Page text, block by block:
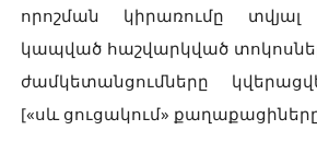
որոշման կիրառումը
կապված հաշվարկված
ժամկետանցումները
[«սև ցուցակում»